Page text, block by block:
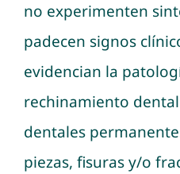
no experimenten
padecen signos
evidencian la
rechinamiento
dentales
piezas, fisuras y/o